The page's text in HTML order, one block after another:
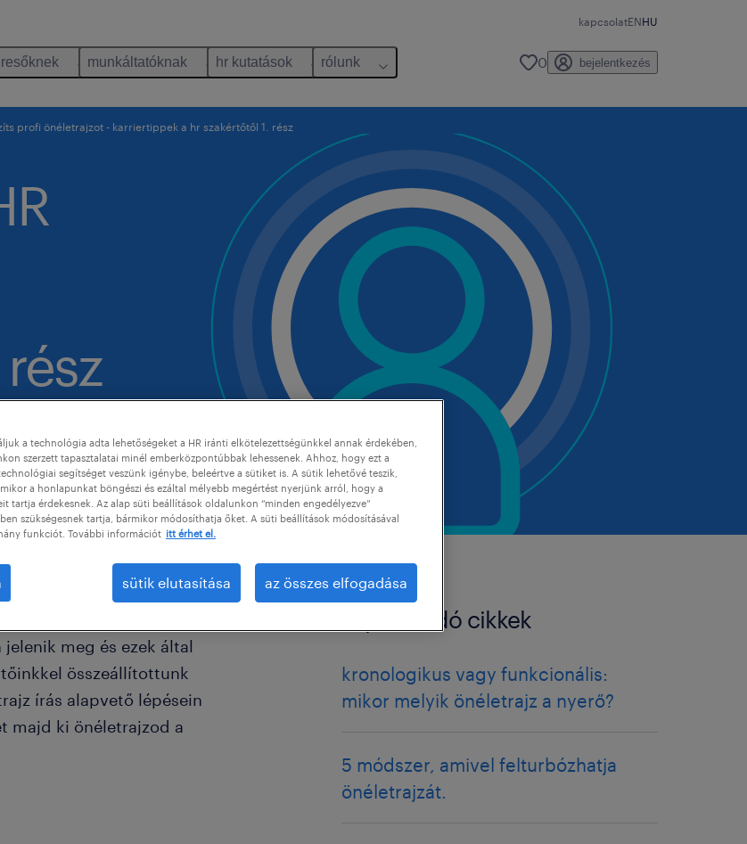
kapcsolatENHU
munkáltatóknak hr kutatások rólunk 0 bejelentkezés
profi önéletrajzot - karriertippek a hr szakértőtől 1. rész
találkozik, ezért nem
meg és ezek által
összeállítottunk
írás alapvető lépésein
majd ki önéletrajzod a
kapcsolódó cikkek
kronologikus vagy funkcionális:
mikor melyik önéletrajz a nyerő?
5 módszer, amivel felturbózhatja
önéletrajzát.
a technológia adta lehetőségeket a HR iránti elkötelezettségünkkel annak érdekében,
szerzett tapasztalatai minél emberközpontúbbak lehessenek. Ahhoz, hogy ezt a
segítséget veszünk igénybe, beleértve a sütiket is. A sütik lehetővé teszik,
a honlapunkat böngészi és ezáltal mélyebb megértést nyerjünk arról, hogy a
tartja érdekesnek. Az alap süti beállítások oldalunkon “minden engedélyezve”
szükségesnek tartja, bármikor módosíthatja őket. A süti beállítások módosításával
funkciót. További információt itt érhet el.
sütik elutasítása az összes elfogadása